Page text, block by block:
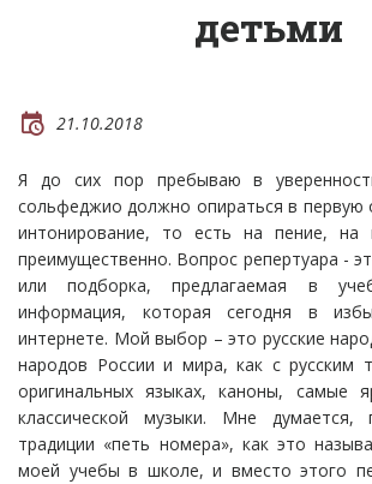
детьми
21.10.2018
Я до сих пор пребываю в
сольфеджио должно опираться в первую
интонирование, то есть на пение, на
преимущественно. Вопрос репертуара -
или подборка, предлагаемая в
информация, которая сегодня в
интернете. Мой выбор – это русские
народов России и мира, как с русским
оригинальных языках, каноны, самые
классической музыки. Мне
традиции «петь номера», как это
моей учебы в школе, и вместо этого